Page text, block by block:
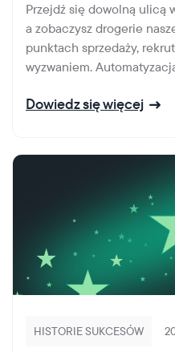
Przejdź się dowolną ulicą
a zobaczysz drogerie
punktach sprzedaży,
wyzwaniem.
Dowiedz się więcej
HISTORIE SUKCESÓW